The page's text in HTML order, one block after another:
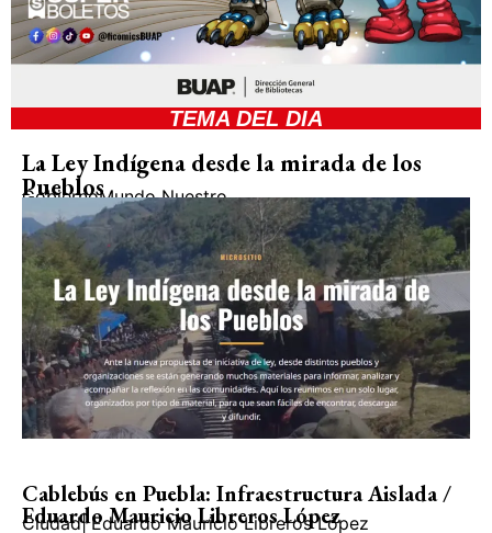
TEMA DEL DIA
La Ley Indígena desde la mirada de los
Pueblos
GobiernoMundo Nuestro
Cablebús en Puebla: Infraestructura Aislada /
Eduardo Mauricio Libreros López
Ciudad| Eduardo Mauricio Libreros López